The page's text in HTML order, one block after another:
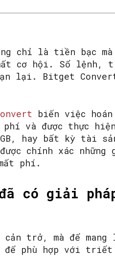
SEARCH...
chỉ là tiền bạc
cơ hội. Sổ
lại. Bitget
biến việc
phí và được thực
hay bất kỳ tài
chính xác những
phí.
có giải
trở, mà để
để phù hợp với